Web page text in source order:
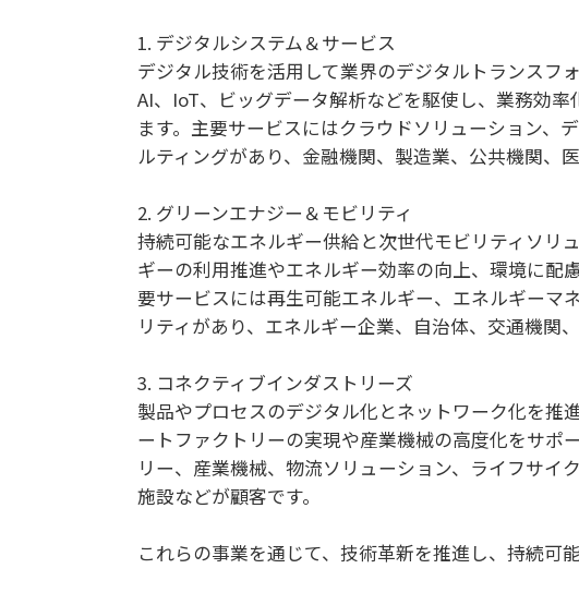
1. デジタルシステム＆サービス
デジタル技術を活用して業界のデジタルトランスフ
AI、IoT、ビッグデータ解析などを駆使し、業務効
ます。主要サービスにはクラウドソリューション、
ルティングがあり、金融機関、製造業、公共機関、
2. グリーンエナジー＆モビリティ
持続可能なエネルギー供給と次世代モビリティソリ
ギーの利用推進やエネルギー効率の向上、環境に配
要サービスには再生可能エネルギー、エネルギーマ
リティがあり、エネルギー企業、自治体、交通機関
3. コネクティブインダストリーズ
製品やプロセスのデジタル化とネットワーク化を推
ートファクトリーの実現や産業機械の高度化をサポ
リー、産業機械、物流ソリューション、ライフサイ
施設などが顧客です。
これらの事業を通じて、技術革新を推進し、持続可